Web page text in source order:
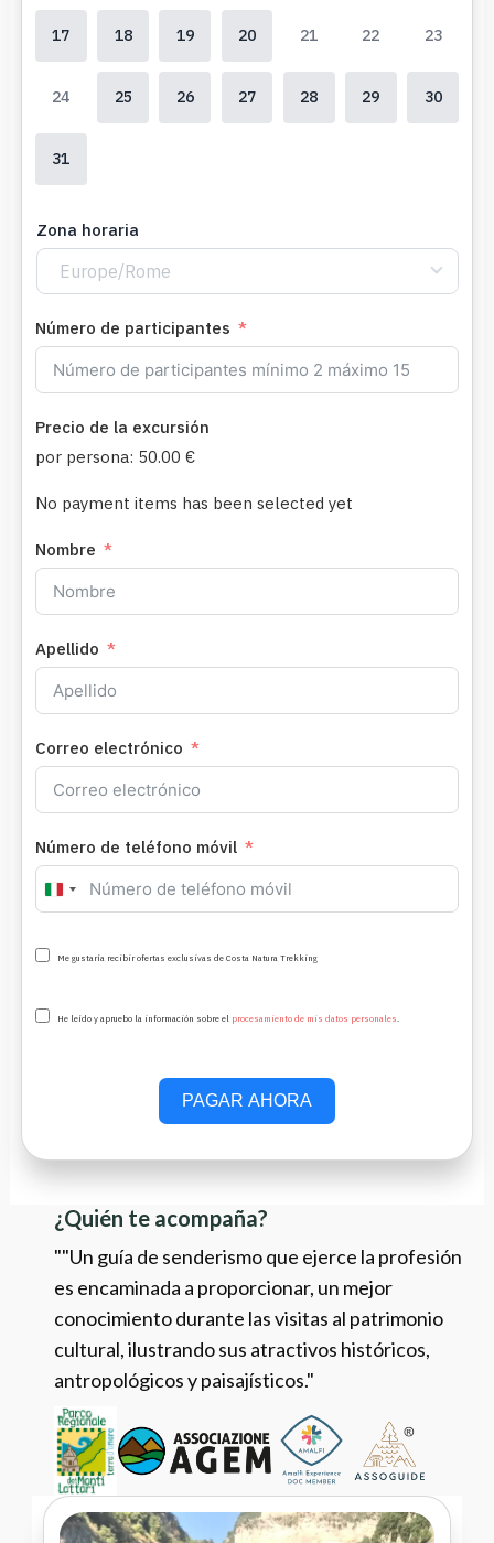
17 18 19 20 21 22 23
24 25 26 27 28 29 30
31
Zona horaria
Europe/Rome
Número de participantes
Precio de la excursión
por persona: 50.00 €
No payment items has been selected yet
Nombre
Apellido
Correo electrónico
Número de teléfono móvil
Italy
+39
Me gustaría recibir ofertas exclusivas de Costa Natura Trekking
He leído y apruebo la información sobre el procesamiento de mis datos personales.
PAGAR AHORA
¿Quién te acompaña?
""Un guía de senderismo que ejerce la profesión
es encaminada a proporcionar, un mejor
conocimiento durante las visitas al patrimonio
cultural, ilustrando sus atractivos históricos,
antropológicos y paisajísticos."